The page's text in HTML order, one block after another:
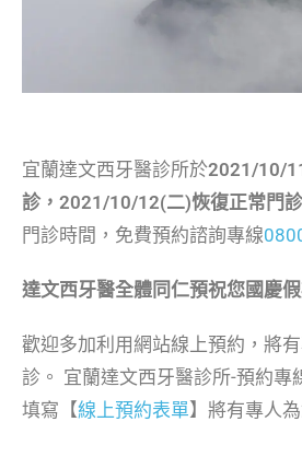
宜蘭達文西牙醫診所於2021/10/
診，2021/10/12(二)恢復正常門診
門診時間，免費預約諮詢專線
達文西牙醫全體同仁預祝您國慶
歡迎多加利用網站線上預約，將
診。 宜蘭達文西牙醫診所-預約專
填寫【線上預約表單】將有專人